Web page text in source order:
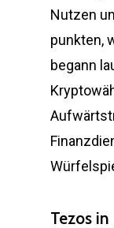
Nutzen
punkten,
begann
Tezos